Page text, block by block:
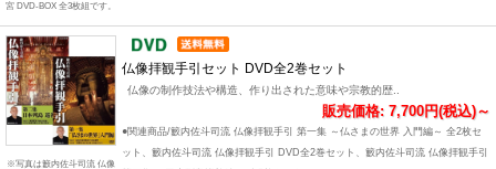
宮 DVD-BOX 全3枚組です。
※写真は籔内佐斗司流 仏像
仏像拝観手引セット DVD全2巻セット
仏像の制作技法や構造、作り出された意味や宗教的歴..
販売価格: 7,700円(税込)～
●関連商品/籔内佐斗司流 仏像拝観手引 第一集 ～仏さまの世界 入門編～ 全2枚セ
ット、籔内佐斗司流 仏像拝観手引 DVD全2巻セット、籔内佐斗司流 仏像拝観手引